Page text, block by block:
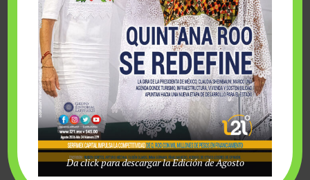
LIBRO ECOLOGÍA Y ESPIRITUALIDAD
Da click para descargar la Edición de Agosto